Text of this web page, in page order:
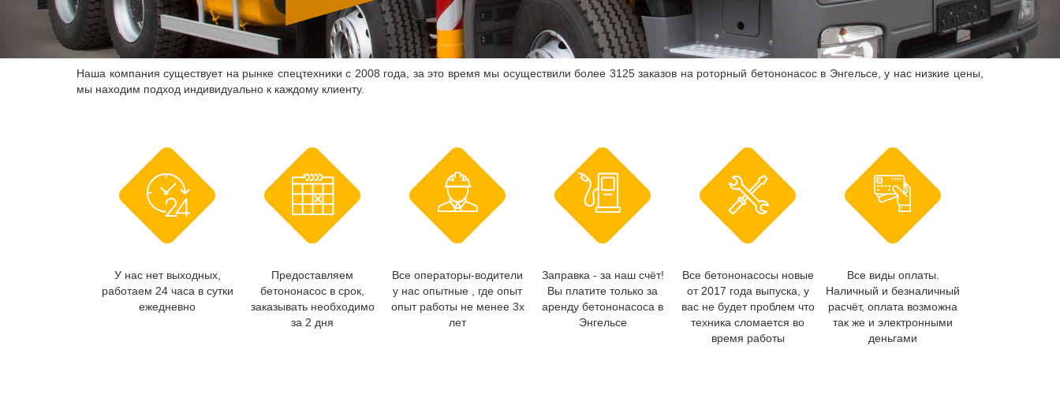
Наша компания существует на рынке спецтехники с 2008 года, за это время мы осуществили более 3125 заказов на роторный бетононасос в Энгельсе, у нас низкие цены,
мы находим подход индивидуально к каждому клиенту.
У нас нет выходных,
работаем 24 часа в сутки
ежедневно
Предоставляем
бетононасос в срок,
заказывать необходимо
за 2 дня
Все операторы-водители
у нас опытные , где опыт
опыт работы не менее 3х
лет
Заправка - за наш счёт!
Вы платите только за
аренду бетононасоса в
Энгельсе
Все бетононасосы новые
от 2017 года выпуска, у
вас не будет проблем что
техника сломается во
время работы
Все виды оплаты.
Наличный и безналичный
расчёт, оплата возможна
так же и электронными
деньгами